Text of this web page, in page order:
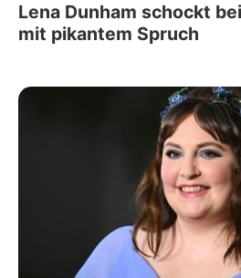
Lena Dunham schockt
mit pikantem Spruch